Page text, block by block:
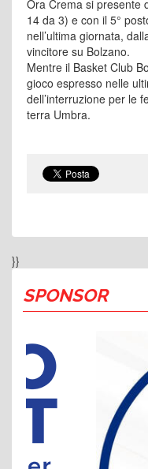
}}
SPONSOR
Ora Crema si presente
14 da 3) e con il 5°
nell’ultima giornata,
vincitore su Bolzano.
Mentre il Basket Club
gioco espresso nelle
dell’interruzione per le
terra Umbra.